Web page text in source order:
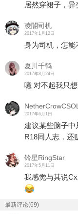
居然穿裙子，异
凌閽司机
2017年1月12日
身为司机，怎能
夏川千鹤
2017年8月24日
噫 对不起我只
2017年6月1日
建议某些脑子中
R18同人志，还
铃星RingStar
2017年5月11日
我感觉与其说
最新评论(69)